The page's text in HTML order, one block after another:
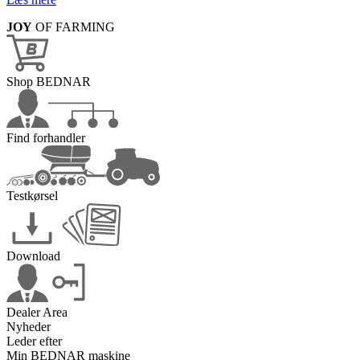
JOY OF FARMING
Shop BEDNAR
Find forhandler
Testkørsel
Download
Dealer Area
Nyheder
Leder efter
Min BEDNAR maskine